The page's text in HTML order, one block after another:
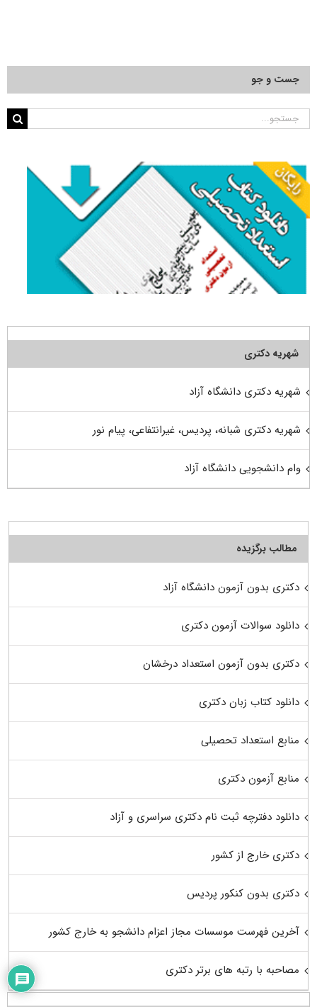
جست و جو
جستجو
شهریه دکتری
شهریه دکتری دانشگاه آزاد
شهریه دکتری شبانه، پردیس، غیرانتفاعی، پیام نور
وام دانشجویی دانشگاه آزاد
مطالب برگزیده
دکتری بدون آزمون دانشگاه آزاد
دانلود سوالات آزمون دکتری
دکتری بدون آزمون استعداد درخشان
دانلود کتاب زبان دکتری
منابع استعداد تحصیلی
منابع آزمون دکتری
دانلود دفترچه ثبت نام دکتری سراسری و آزاد
دکتری خارج از کشور
دکتری بدون کنکور پردیس
آخرین فهرست موسسات مجاز اعزام دانشجو به خارج کشور
مصاحبه با رتبه های برتر دکتری